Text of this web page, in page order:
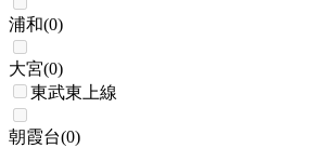
浦和(0)
大宮(0)
東武東上線
朝霞台(0)